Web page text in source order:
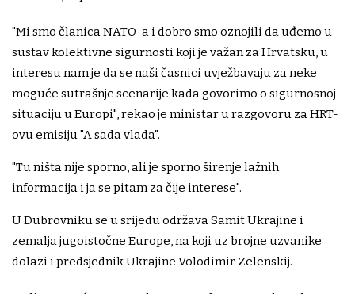
"Mi smo članica NATO-a i dobro smo oznojili da uđemo u
sustav kolektivne sigurnosti koji je važan za Hrvatsku, u
interesu nam je da se naši časnici uvježbavaju za neke
moguće sutrašnje scenarije kada govorimo o sigurnosnoj
situaciju u Europi", rekao je ministar u razgovoru za HRT-
ovu emisiju "A sada vlada".
"Tu ništa nije sporno, ali je sporno širenje lažnih
informacija i ja se pitam za čije interese".
U Dubrovniku se u srijedu održava Samit Ukrajine i
zemalja jugoistočne Europe, na koji uz brojne uzvanike
dolazi i predsjednik Ukrajine Volodimir Zelenskij.